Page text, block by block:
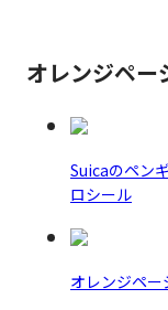
オレンジペー
Suicaのペン
ロシール
オレンジペー